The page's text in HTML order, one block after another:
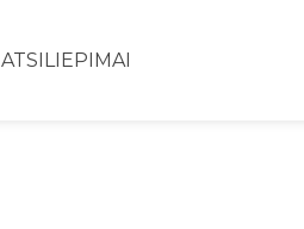
ATSILIEPIMAI